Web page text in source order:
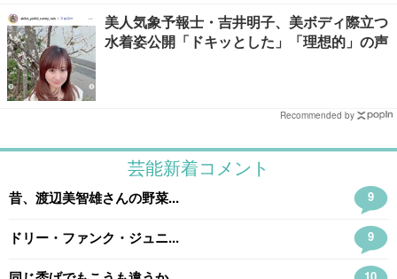
美人気象予報士・吉井明子、美ボディ際立つ
水着姿公開「ドキッとした」「理想的」の声
Recommended by